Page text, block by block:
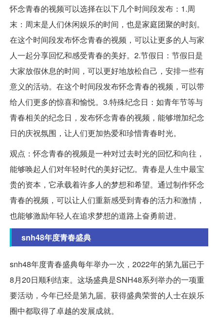
怀念青春的视频可以选择在以下几个时间段发布：1.周
末：周末是人们休闲娱乐的时间，也是家庭团聚的时刻。
在这个时间段发布怀念青春的视频，可以让更多的人与家
人一起分享回忆和感受青春的美好。2.节假日：节假日是
大家放假休息的时间，可以更好地放松自己，安排一些有
意义的活动。在这个时间段发布怀念青春的视频，可以带
给人们更多的惊喜和愉悦。3.特殊纪念日：如青年节等与
青春相关的纪念日，发布怀念青春的视频，能够增加纪念
日的庆祝氛围，让人们更加热爱和珍惜青春时光。
观点：怀念青春的视频是一种对过去时光的回忆和向往，
能够唤起人们对年轻时代的美好记忆。青春是人生中最宝
贵的资本，它承载着许多人的梦想和希望。通过制作怀念
青春的视频，可以让人们重新感受到青春的活力和激情，
也能够激励年轻人在追求梦想的道路上奋勇前进。
snh48年度青春盛典
snh48年度青春盛典每年举办一次，2022年的第九届已于
8月20日顺利结束。这场盛典是SNH48系列举办的一项重
要活动，今年已经是第九届。获得盛典荣誉的人士在娱乐
圈中都取得了卓越的发展成就。